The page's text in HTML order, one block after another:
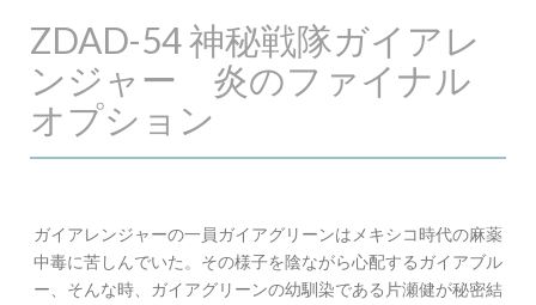
ZDAD-54 神秘戦隊ガイアレ
ンジャー 炎のファイナル
オプション
ガイアレンジャーの一員ガイアグリーンはメキシコ時代の麻薬
中毒に苦しんでいた。その様子を陰ながら心配するガイアブル
ー、そんな時、ガイアグリーンの幼馴染である片瀬健が秘密結